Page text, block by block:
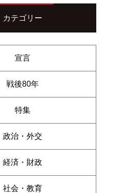
カテゴリー
宣言
戦後80年
特集
政治・外交
経済・財政
社会・教育